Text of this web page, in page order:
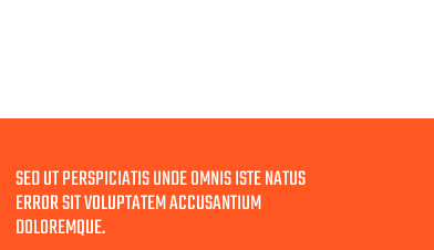
SED UT PERSPICIATIS UNDE OMNIS ISTE NATUS
ERROR SIT VOLUPTATEM ACCUSANTIUM
DOLOREMQUE.